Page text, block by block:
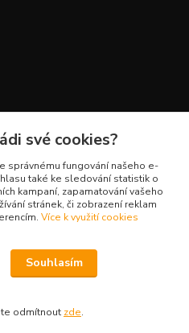
své cookies?
správnému fungování našeho e-
také ke sledování statistik o
kampaní, zapamatování vašeho
stránek, či zobrazení reklam
Více k využití cookies
Souhlasím
odmítnout zde.